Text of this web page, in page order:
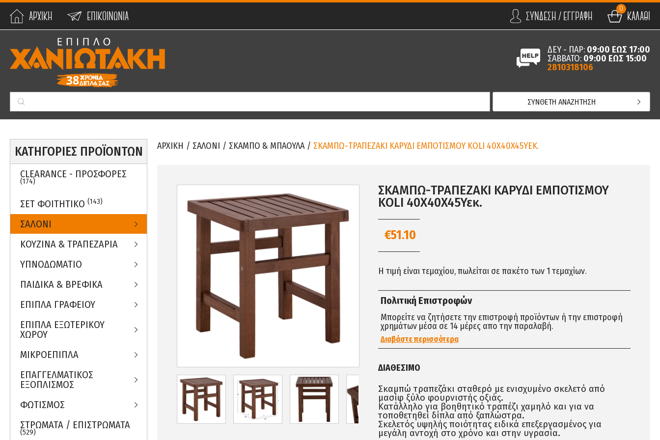
ΑΡΧΙΚΗ ΕΠΙΚΟΙΝΩΝΙΑ ΣΥΝΔΕΣΗ / ΕΓΓΡΑΦΗ ΚΑΛΑΘΙ
0
ΔΕΥ - ΠΑΡ: 09:00 ΕΩΣ 17:00
ΣΑΒΒΑΤΟ: 09:00 ΕΩΣ 15:00
2810318106
ΣΥΝΘΕΤΗ ΑΝΑΖΗΤΗΣΗ
ΚΑΤΗΓΟΡΙΕΣ ΠΡΟΪΟΝΤΩΝ
CLEARANCE - ΠΡΟΣΦΟΡΕΣ
(174)
ΣΕΤ ΦΟΙΤΗΤΙΚΟ (143)
ΣΑΛΟΝΙ
ΚΟΥΖΙΝΑ & ΤΡΑΠΕΖΑΡΙΑ
ΥΠΝΟΔΩΜΑΤΙΟ
ΠΑΙΔΙΚΑ & ΒΡΕΦΙΚΑ
ΕΠΙΠΛΑ ΓΡΑΦΕΙΟΥ
ΕΠΙΠΛΑ ΕΞΩΤΕΡΙΚΟΥ
ΧΩΡΟΥ
ΜΙΚΡΟΕΠΙΠΛΑ
ΕΠΑΓΓΕΛΜΑΤΙΚΟΣ
ΕΞΟΠΛΙΣΜΟΣ
ΦΩΤΙΣΜΟΣ
ΣΤΡΩΜΑΤΑ / ΕΠΙΣΤΡΩΜΑΤΑ
(529)
ΑΡΧΙΚΗ / ΣΑΛΟΝΙ / ΣΚΑΜΠΟ & ΜΠΑΟΥΛΑ / ΣΚΑΜΠΩ-ΤΡΑΠΕΖΑΚΙ ΚΑΡΥΔΙ ΕΜΠΟΤΙΣΜΟΥ KOLI 40Χ40X45ΥΕΚ.
ΣΚΑΜΠΩ-ΤΡΑΠΕΖΑΚΙ ΚΑΡΥΔΙ ΕΜΠΟΤΙΣΜΟΥ
KOLI 40Χ40X45Υεκ.
€51.10
Η τιμή είναι τεμαχίου, πωλείται σε πακέτο των 1 τεμαχίων.
Πολιτική Επιστροφών
Μπορείτε να ζητήσετε την επιστροφή προϊόντων ή την επιστροφή
χρημάτων μέσα σε 14 μέρες απο την παραλαβή.
Διαβάστε περισσότερα
ΔΙΑΘΈΣΙΜΟ
Σκαμπώ τραπεζάκι σταθερό με ενισχυμένο σκελετό από
μασίφ ξύλο φουρνιστής οξιάς.
Κατάλληλο για βοηθητικό τραπέζι χαμηλό και για να
τοποθετηθεί δίπλα από ξαπλώστρα.
Σκελετός υψηλής ποιότητας ειδικά επεξεργασμένος για
μεγάλη αντοχή στο χρόνο και στην υγρασία.